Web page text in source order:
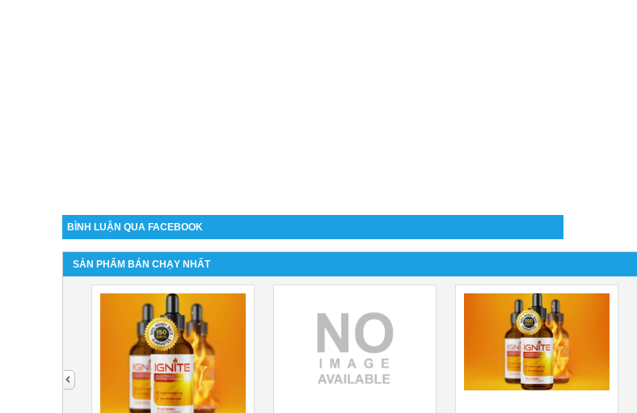
BÌNH LUẬN QUA FACEBOOK
SẢN PHẨM BÁN CHẠY NHẤT
next